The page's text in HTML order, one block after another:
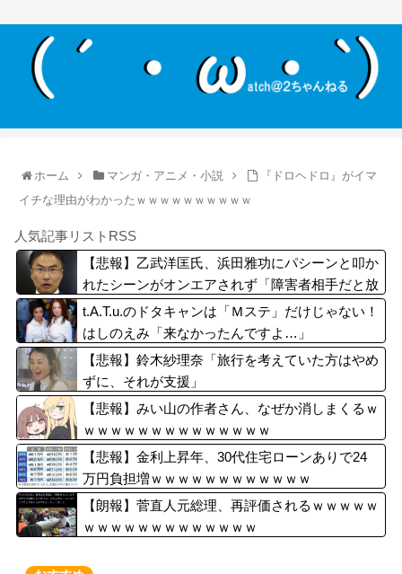
ホーム マンガ・アニメ・小説
『ドロヘドロ』がイマ
イチな理由がわかったｗｗｗｗｗｗｗｗｗｗ
人気記事リストRSS
【悲報】乙武洋匡氏、浜田雅功にパシーンと叩か
れたシーンがオンエアされず「障害者相手だと放
送されなくなる。俺、逆差別だと思って」
t.A.T.u.のドタキャンは「Ｍステ」だけじゃない！
はしのえみ「来なかったんですよ…」
【悲報】鈴木紗理奈「旅行を考えていた方はやめ
ずに、それが支援」
【悲報】みい山の作者さん、なぜか消しまくるｗ
ｗｗｗｗｗｗｗｗｗｗｗｗｗｗ
【悲報】金利上昇年、30代住宅ローンありで24
万円負担増ｗｗｗｗｗｗｗｗｗｗｗｗ
【朗報】菅直人元総理、再評価されるｗｗｗｗｗ
ｗｗｗｗｗｗｗｗｗｗｗｗｗ